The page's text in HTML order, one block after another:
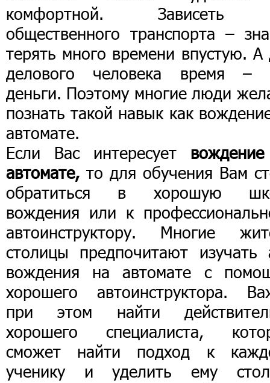
комфортной. Зависеть
общественного транспорта –
терять много времени впустую. А
делового человека время –
деньги. Поэтому многие люди
познать такой навык как
автомате.
Если Вас интересует
автомате, то для обучения Вам
обратиться в хорошую
вождения или к
автоинструктору. Многие
столицы предпочитают изучать
вождения на автомате с
хорошего автоинструктора.
при этом найти
хорошего специалиста,
сможет найти подход к
ученику и уделить ему